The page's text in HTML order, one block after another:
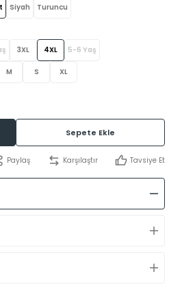
Siyah Turuncu
3XL 4XL 5-6 Yaş
M S XL
Sepete Ekle
Paylaş Karşılaştır Tavsiye Et